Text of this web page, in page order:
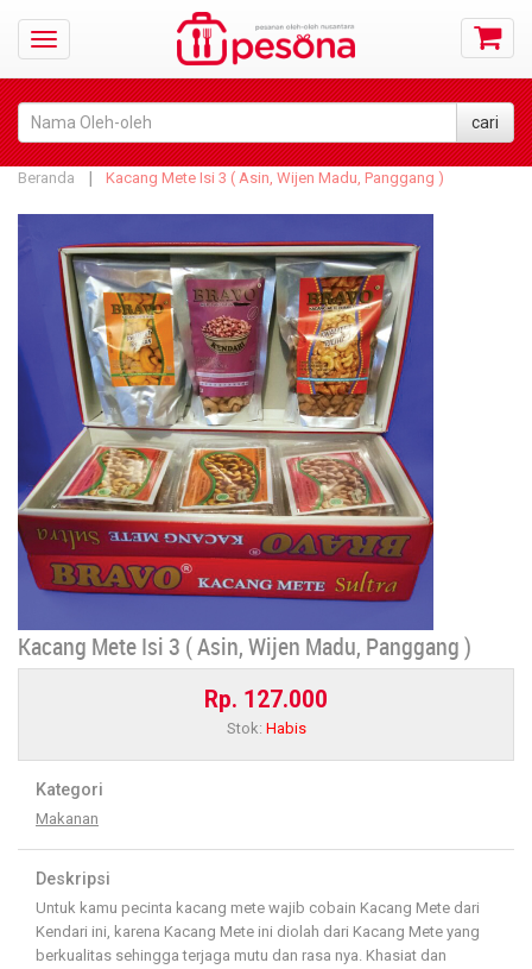
Beranda Kacang Mete Isi 3 ( Asin, Wijen Madu, Panggang )
Kacang Mete Isi 3 ( Asin, Wijen Madu, Panggang )
Rp. 127.000
Stok: Habis
Kategori
Makanan
Deskripsi
Untuk kamu pecinta kacang mete wajib cobain Kacang Mete dari
Kendari ini, karena Kacang Mete ini diolah dari Kacang Mete yang
berkualitas sehingga terjaga mutu dan rasa nya. Khasiat dan